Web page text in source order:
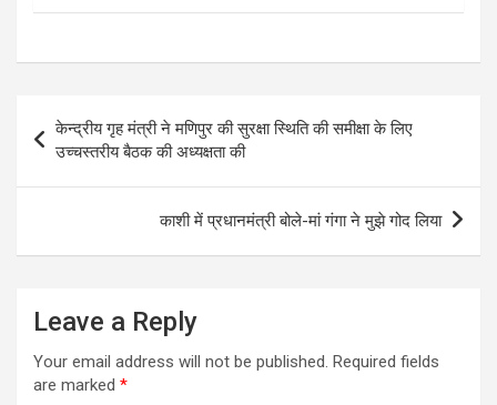
Post
navigation
केन्द्रीय गृह मंत्री ने मणिपुर की सुरक्षा स्थिति की समीक्षा के लिए
उच्चस्तरीय बैठक की अध्यक्षता की
काशी में प्रधानमंत्री बोले-मां गंगा ने मुझे गोद लिया
Leave a Reply
Your email address will not be published. Required fields
are marked *